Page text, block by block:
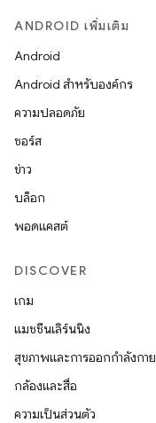
ANDROID เพิ่มเติม
Android
Android สำหรับองค์กร
ความปลอดภัย
ซอร์ส
ข่าว
บล็อก
พอดแคสต์
DISCOVER
เกม
แมชชีนเลิร์นนิง
สุขภาพและการออกกำลังกาย
กล้องและสื่อ
ความเป็นส่วนตัว